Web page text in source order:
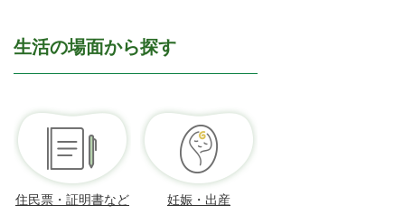
生活の場面から探す
住民票・証明書など 妊娠・出産